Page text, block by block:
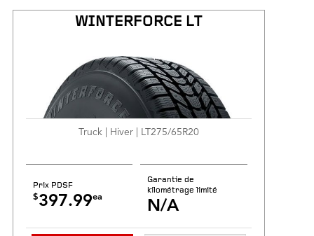
WINTERFORCE LT
Truck | Hiver | LT275/65R20
Prix PDSF
$397.99ea
Garantie de
kilométrage limité
N/A